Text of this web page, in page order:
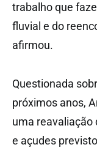
trabalho que
fluvial e do
afirmou.
Questionada
próximos anos,
uma reavaliação
e açudes